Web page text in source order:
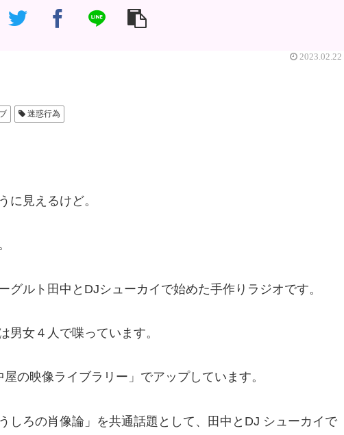
2023.02.22
迷惑行為
に見えるけど。
グルト田中とDJシューカイで始めた手作りラジオです。
男女４人で喋っています。
の映像ライブラリー」でアップしています。
しろの肖像論」を共通話題として、田中とDJ シューカイで